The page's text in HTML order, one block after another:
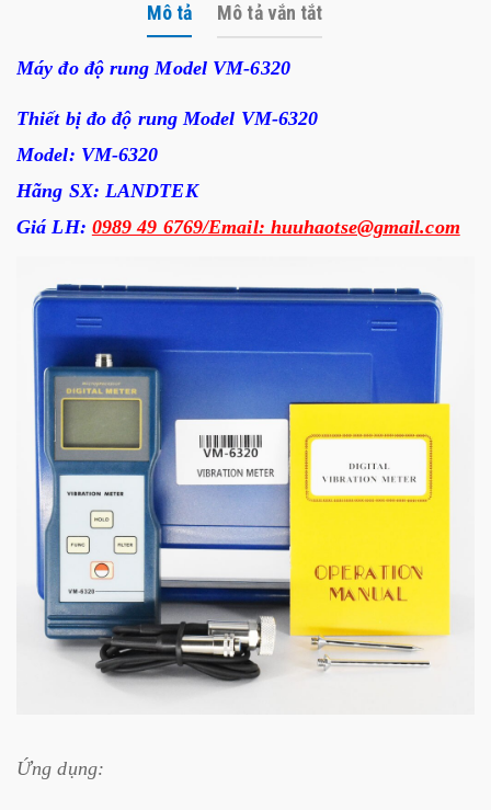
Mô tả Mô tả vắn tắt
Máy đo độ rung Model VM-6320
Thiết bị đođộ rungModel VM-6320
Model: VM-6320
Hãng SX: LANDTEK
Giá LH: 0989 49 6769/Email: huuhaotse@gmail.com
Ứng dụng: